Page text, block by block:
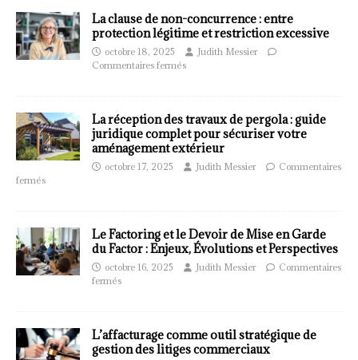
La clause de non-concurrence : entre
protection légitime et restriction excessive
octobre 18, 2025
Judith Messier
Commentaires fermés
La réception des travaux de pergola : guide
juridique complet pour sécuriser votre
aménagement extérieur
octobre 17, 2025 Judith Messier
Commentaires
fermés
Le Factoring et le Devoir de Mise en Garde
du Factor : Enjeux, Évolutions et Perspectives
octobre 16, 2025 Judith Messier
Commentaires
fermés
L’affacturage comme outil stratégique de
gestion des litiges commerciaux